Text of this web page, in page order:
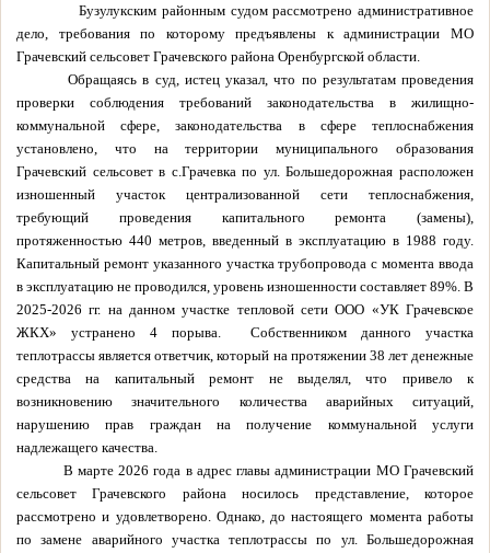
Бузулукским районным судом рассмотрено административное
дело, требования по которому предъявлены к администрации МО
Грачевский сельсовет Грачевского района Оренбургской области.
Обращаясь в суд, истец указал, что по результатам проведения
проверки соблюдения требований законодательства в жилищно-
коммунальной сфере, законодательства в сфере теплоснабжения
установлено, что на территории муниципального образования
Грачевский сельсовет в с.Грачевка по ул. Большедорожная расположен
изношенный участок централизованной сети теплоснабжения,
требующий проведения капитального ремонта (замены),
протяженностью 440 метров, введенный в эксплуатацию в 1988 году.
Капитальный ремонт указанного участка трубопровода с момента ввода
в эксплуатацию не проводился, уровень изношенности составляет 89%. В
2025-2026 гг. на данном участке тепловой сети ООО «УК Грачевское
ЖКХ» устранено 4 порыва.
Собственником данного участка
теплотрассы является ответчик, который на протяжении 38 лет денежные
средства на капитальный ремонт не выделял, что привело к
возникновению значительного количества аварийных ситуаций,
нарушению прав граждан на получение коммунальной услуги
надлежащего качества.
В марте 2026 года в адрес главы администрации МО Грачевский
сельсовет Грачевского района носилось представление, которое
рассмотрено и удовлетворено. Однако, до настоящего момента работы
по замене аварийного участка теплотрассы по ул. Большедорожная